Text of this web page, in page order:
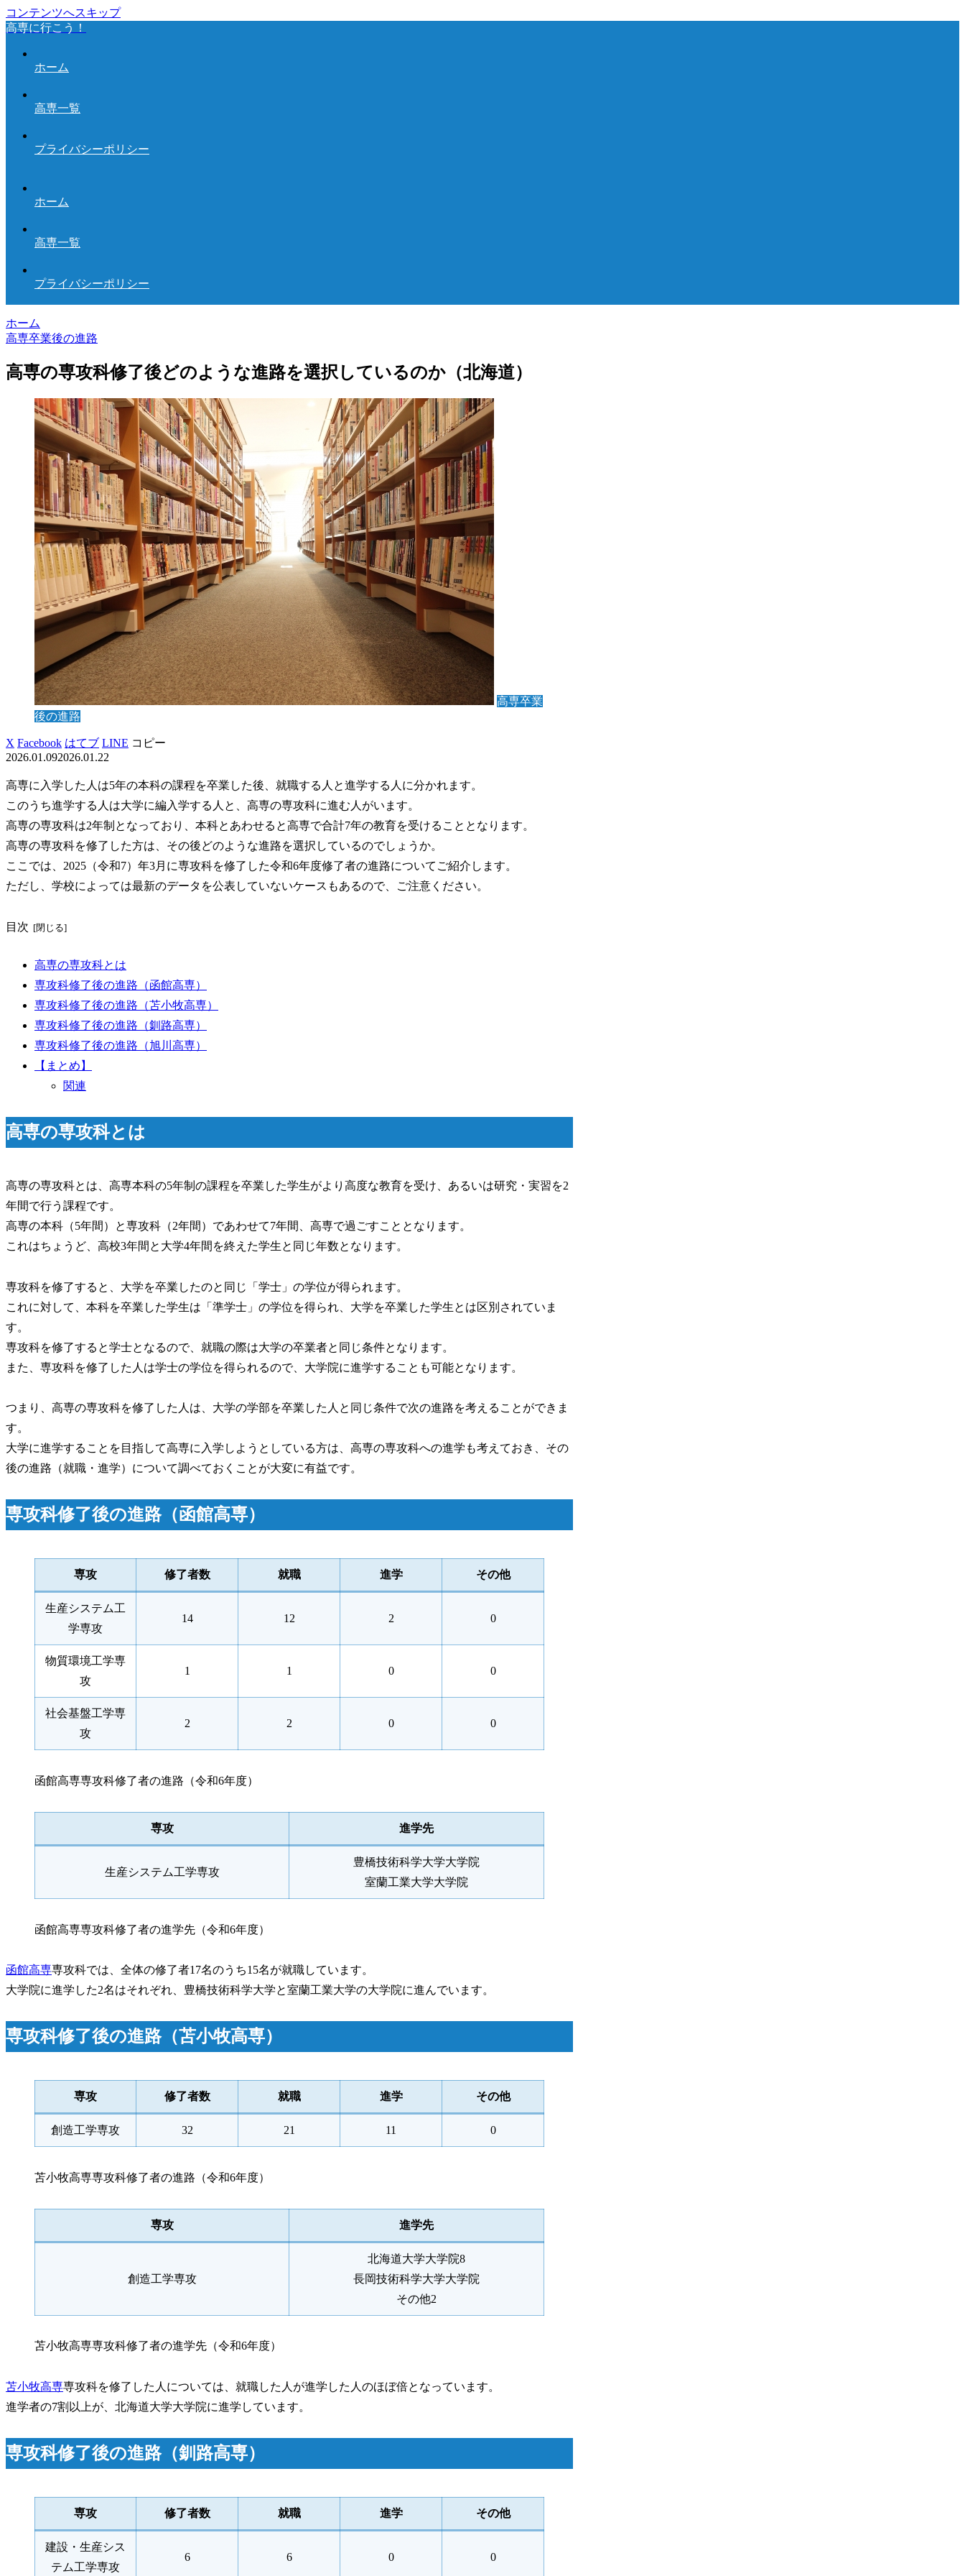
コンテンツへスキップ
高専に行こう！
ホーム
高専一覧
プライバシーポリシー
ホーム
高専一覧
プライバシーポリシー
ホーム
高専卒業後の進路
高専の専攻科修了後どのような進路を選択しているのか（北海道）
高専卒業
後の進路
X Facebook はてブ LINE コピー
2026.01.092026.01.22
高専に入学した人は5年の本科の課程を卒業した後、就職する人と進学する人に分かれます。
このうち進学する人は大学に編入学する人と、高専の専攻科に進む人がいます。
高専の専攻科は2年制となっており、本科とあわせると高専で合計7年の教育を受けることとなります。
高専の専攻科を修了した方は、その後どのような進路を選択しているのでしょうか。
ここでは、2025（令和7）年3月に専攻科を修了した令和6年度修了者の進路についてご紹介します。
ただし、学校によっては最新のデータを公表していないケースもあるので、ご注意ください。
目次
高専の専攻科とは
専攻科修了後の進路（函館高専）
専攻科修了後の進路（苫小牧高専）
専攻科修了後の進路（釧路高専）
専攻科修了後の進路（旭川高専）
【まとめ】
関連
高専の専攻科とは
高専の専攻科とは、高専本科の5年制の課程を卒業した学生がより高度な教育を受け、あるいは研究・実習を2
年間で行う課程です。
高専の本科（5年間）と専攻科（2年間）であわせて7年間、高専で過ごすこととなります。
これはちょうど、高校3年間と大学4年間を終えた学生と同じ年数となります。
専攻科を修了すると、大学を卒業したのと同じ「学士」の学位が得られます。
これに対して、本科を卒業した学生は「準学士」の学位を得られ、大学を卒業した学生とは区別されていま
す。
専攻科を修了すると学士となるので、就職の際は大学の卒業者と同じ条件となります。
また、専攻科を修了した人は学士の学位を得られるので、大学院に進学することも可能となります。
つまり、高専の専攻科を修了した人は、大学の学部を卒業した人と同じ条件で次の進路を考えることができま
す。
大学に進学することを目指して高専に入学しようとしている方は、高専の専攻科への進学も考えておき、その
後の進路（就職・進学）について調べておくことが大変に有益です。
専攻科修了後の進路（函館高専）
専攻 修了者数 就職 進学 その他
生産システム工
学専攻
14 12 2 0
物質環境工学専
攻
1 1 0 0
社会基盤工学専
攻
2 2 0 0
函館高専専攻科修了者の進路（令和6年度）
専攻 進学先
生産システム工学専攻
豊橋技術科学大学大学院
室蘭工業大学大学院
函館高専専攻科修了者の進学先（令和6年度）
函館高専専攻科では、全体の修了者17名のうち15名が就職しています。
大学院に進学した2名はそれぞれ、豊橋技術科学大学と室蘭工業大学の大学院に進んでいます。
専攻科修了後の進路（苫小牧高専）
専攻 修了者数 就職 進学 その他
創造工学専攻 32 21 11 0
苫小牧高専専攻科修了者の進路（令和6年度）
専攻 進学先
創造工学専攻
北海道大学大学院8
長岡技術科学大学大学院
その他2
苫小牧高専専攻科修了者の進学先（令和6年度）
苫小牧高専専攻科を修了した人については、就職した人が進学した人のほぼ倍となっています。
進学者の7割以上が、北海道大学大学院に進学しています。
専攻科修了後の進路（釧路高専）
専攻 修了者数 就職 進学 その他
建設・生産シス
テム工学専攻
6 6 0 0